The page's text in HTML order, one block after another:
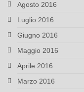
Agosto 2016
Luglio 2016
Giugno 2016
Maggio 2016
Aprile 2016
Marzo 2016